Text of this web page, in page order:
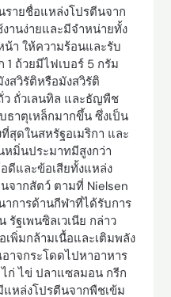
ายชื่อแหล่งโปรตีนจาก
านง่ายและมีจำหน่ายทั้ง
า ให้ความร้อนและรับ
ถ้วยมีไฟเบอร์ 5 กรัม
สวิรัติหรือมังสวิรัติ
ว ถั่วเลนทิล และธัญพืช
ธาตุเหล็กมากขึ้น ซึ่งเป็น
สุดในสหรัฐอเมริกา และ
หมิ่นประมาทมีสูงกว่า
ดีและข้อเสียทั้งแหล่ง
จากสัตว์ ตามที่ Nielsen
าการด้านกีฬาที่ได้รับการ
ฐเพนซิลเวเนีย กล่าว
พิ่มกล้ามเนื้อและเติมพลัง
จกระโดดไปหาอาหาร
ก่ ไข่ ปลาแซลมอน กรีก
หล่งโปรตีนจากพืชเข้ม